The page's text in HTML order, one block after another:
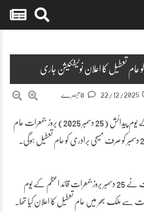
22/12/2025
پنجاب میں بانی پاکستان کے یوم پیدائش (25 دسمبر 2025) بروز جمعرات عام
اس سے قبل وفاقی حکومت نے 25 دسمبر بروز جمعرات قائد اعظم کے یوم
سے ملک بھر میں عام تعطیل کا اعلان کیا تھا۔